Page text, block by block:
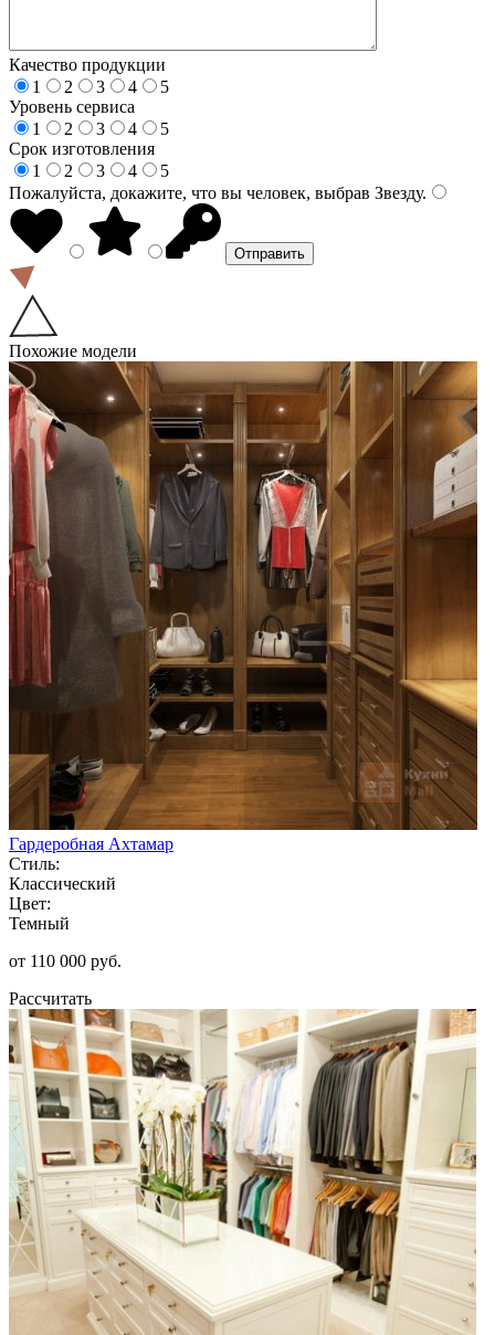
Качество продукции
1
2 3 4
5
Уровень сервиса
1
2 3 4
5
Срок изготовления
1
2 3 4
5
Пожалуйста, докажите, что вы человек, выбрав Звезду.
Похожие модели
Гардеробная Ахтамар
Стиль:
Классический
Цвет:
Темный
от 110 000 руб.
Рассчитать